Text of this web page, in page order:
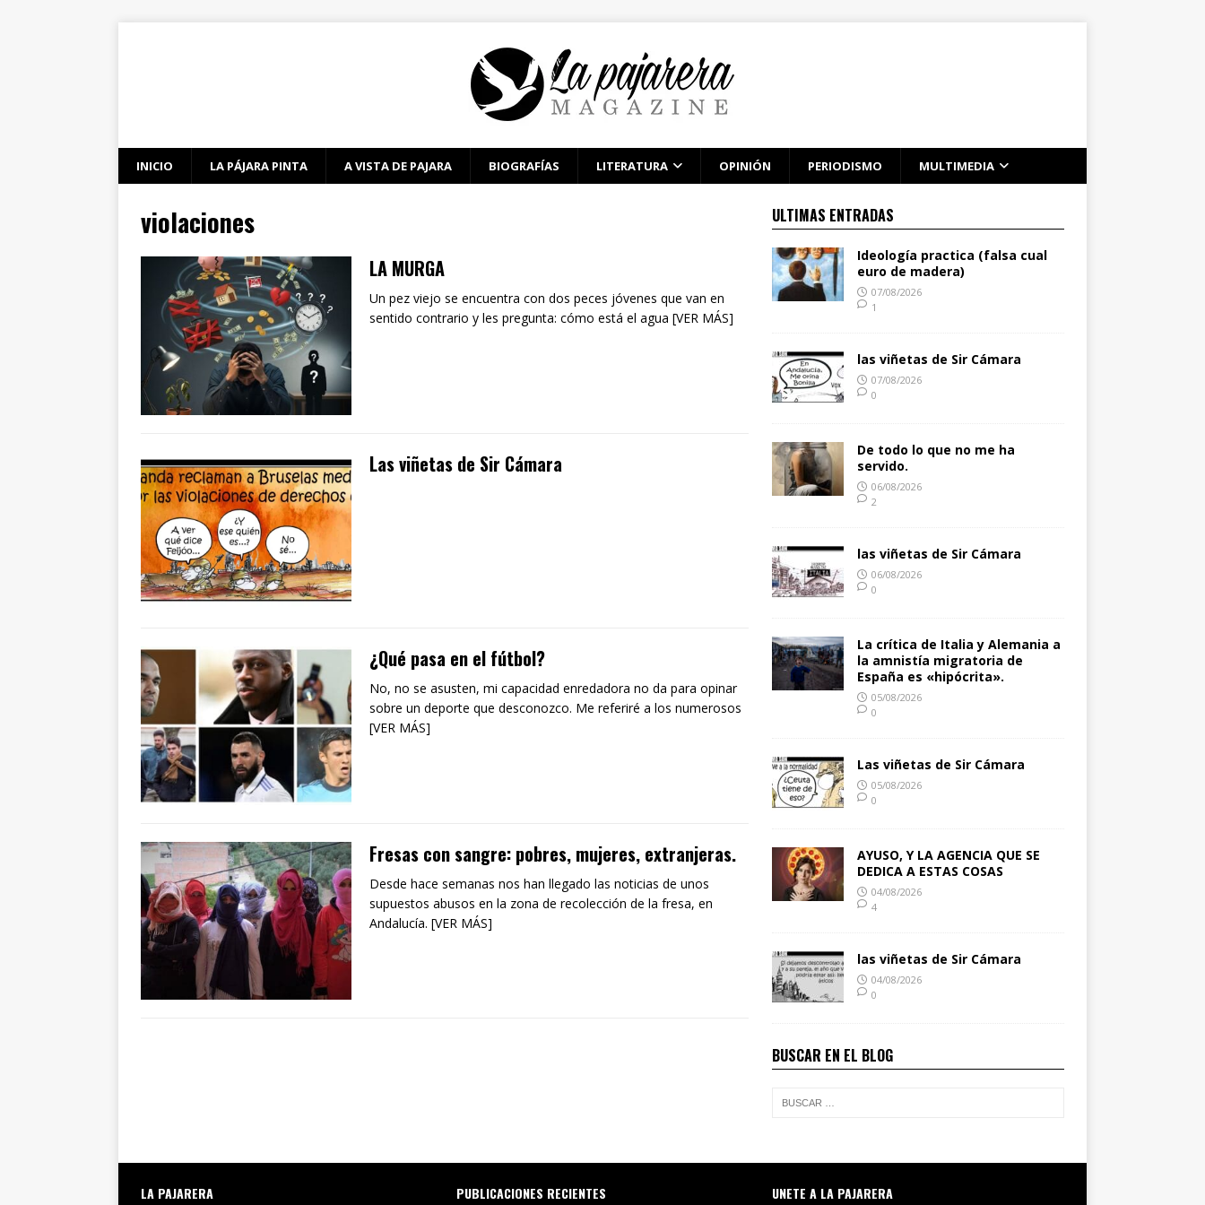
INICIO LA PÁJARA PINTA A VISTA DE PAJARA BIOGRAFÍAS LITERATURA OPINIÓN PERIODISMO MULTIMEDIA
violaciones
LA MURGA
Un pez viejo se encuentra con dos peces jóvenes que van en
sentido contrario y les pregunta: cómo está el agua [VER MÁS]
Las viñetas de Sir Cámara
¿Qué pasa en el fútbol?
No, no se asusten, mi capacidad enredadora no da para opinar
sobre un deporte que desconozco. Me referiré a los numerosos
[VER MÁS]
Fresas con sangre: pobres, mujeres, extranjeras.
Desde hace semanas nos han llegado las noticias de unos
supuestos abusos en la zona de recolección de la fresa, en
Andalucía. [VER MÁS]
ULTIMAS ENTRADAS
Ideología practica (falsa cual
euro de madera)
07/08/2026
1
las viñetas de Sir Cámara
07/08/2026
0
De todo lo que no me ha
servido.
06/08/2026
2
las viñetas de Sir Cámara
06/08/2026
0
La crítica de Italia y Alemania a
la amnistía migratoria de
España es «hipócrita».
05/08/2026
0
Las viñetas de Sir Cámara
05/08/2026
0
AYUSO, Y LA AGENCIA QUE SE
DEDICA A ESTAS COSAS
04/08/2026
4
las viñetas de Sir Cámara
04/08/2026
0
BUSCAR EN EL BLOG
LA PAJARERA PUBLICACIONES RECIENTES UNETE A LA PAJARERA